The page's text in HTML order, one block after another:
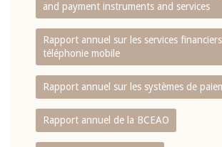
and payment instruments and services
Rapport annuel sur les services
téléphonie mobile
Rapport annuel sur les systèmes de
Rapport annuel de la BCEAO